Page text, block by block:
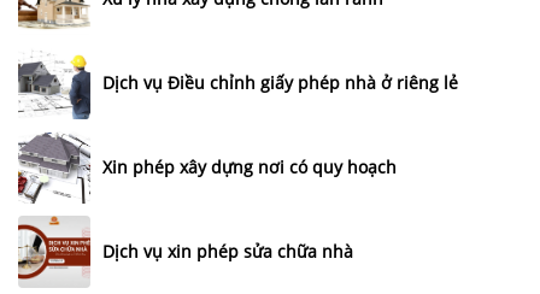
Dịch vụ Điều chỉnh giấy phép nhà ở riêng lẻ
Xin phép xây dựng nơi có quy hoạch
Dịch vụ xin phép sửa chữa nhà